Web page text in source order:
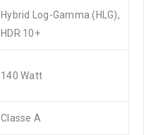
Hybrid Log-Gamma (HLG),
HDR 10+
140 Watt
Classe A